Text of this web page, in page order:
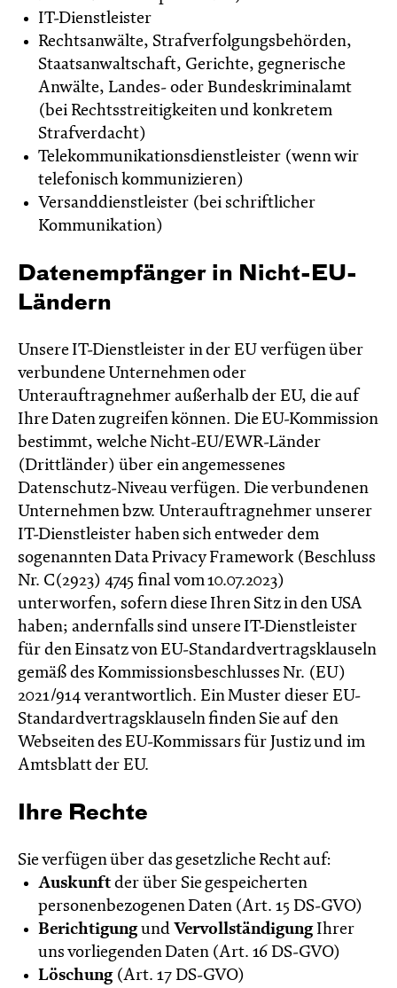
IT-Dienstleister
Rechtsanwälte, Strafverfolgungsbehörden,
Staatsanwaltschaft, Gerichte, gegnerische
Anwälte, Landes- oder Bundeskriminalamt
(bei Rechtsstreitigkeiten und konkretem
Strafverdacht)
Telekommunikationsdienstleister (wenn wir
telefonisch kommunizieren)
Versanddienstleister (bei schriftlicher
Kommunikation)
Datenempfänger in Nicht-EU-
Ländern
Unsere IT-Dienstleister in der EU verfügen über
verbundene Unternehmen oder
Unterauftragnehmer außerhalb der EU, die auf
Ihre Daten zugreifen können. Die EU-Kommission
bestimmt, welche Nicht-EU/EWR-Länder
(Drittländer) über ein angemessenes
Datenschutz-Niveau verfügen. Die verbundenen
Unternehmen bzw. Unterauftragnehmer unserer
IT-Dienstleister haben sich entweder dem
sogenannten Data Privacy Framework (Beschluss
Nr. C(2923) 4745 final vom 10.07.2023)
unterworfen, sofern diese Ihren Sitz in den USA
haben; andernfalls sind unsere IT-Dienstleister
für den Einsatz von EU-Standardvertragsklauseln
gemäß des Kommissionsbeschlusses Nr. (EU)
2021/914 verantwortlich. Ein Muster dieser EU-
Standardvertragsklauseln finden Sie auf den
Webseiten des EU-Kommissars für Justiz und im
Amtsblatt der EU.
Ihre Rechte
Sie verfügen über das gesetzliche Recht auf:
Auskunft der über Sie gespeicherten
personenbezogenen Daten (Art. 15 DS-GVO)
BerichtigungundVervollständigung Ihrer
uns vorliegenden Daten (Art. 16 DS-GVO)
Löschung (Art. 17 DS-GVO)